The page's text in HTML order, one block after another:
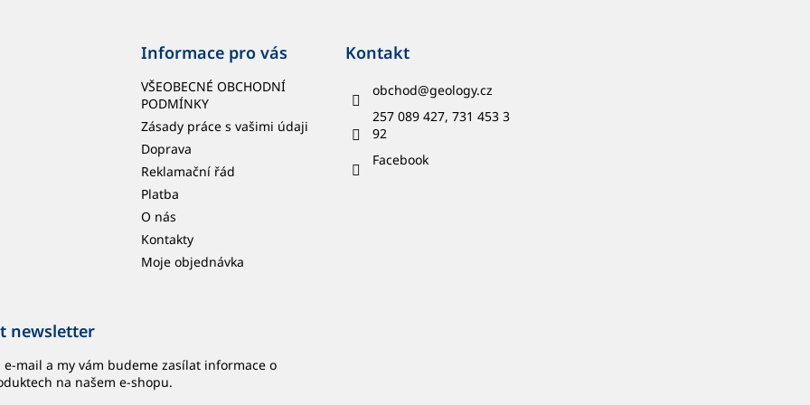
Informace pro vás
VŠEOBECNÉ OBCHODNÍ
PODMÍNKY
Zásady práce s vašimi údaji
Doprava
Reklamační řád
Platba
O nás
Kontakty
Moje objednávka
Kontakt
obchod@geology.cz
257 089 427, 731 453 3
92
Facebook
newsletter
e-mail a my vám budeme zasílat informace o
na našem e-shopu.